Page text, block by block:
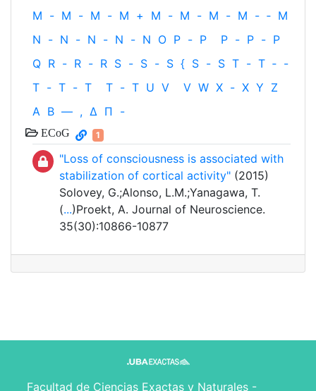
M - M - M - M + M - M - M - M - ‐ M
N - N - N - N - N O P - P P - P - P
Q R - R - R S - S - S { S - S T - T ‐ -
T - T - T T - T U V V W X - X Y Z
Α Β — , Δ Π -
ECoG 1
"Loss of consciousness is associated with
stabilization of cortical activity" (2015)
Solovey, G.;Alonso, L.M.;Yanagawa, T.
(...)Proekt, A. Journal of Neuroscience.
35(30):10866-10877
Facultad de Ciencias Exactas y Naturales -